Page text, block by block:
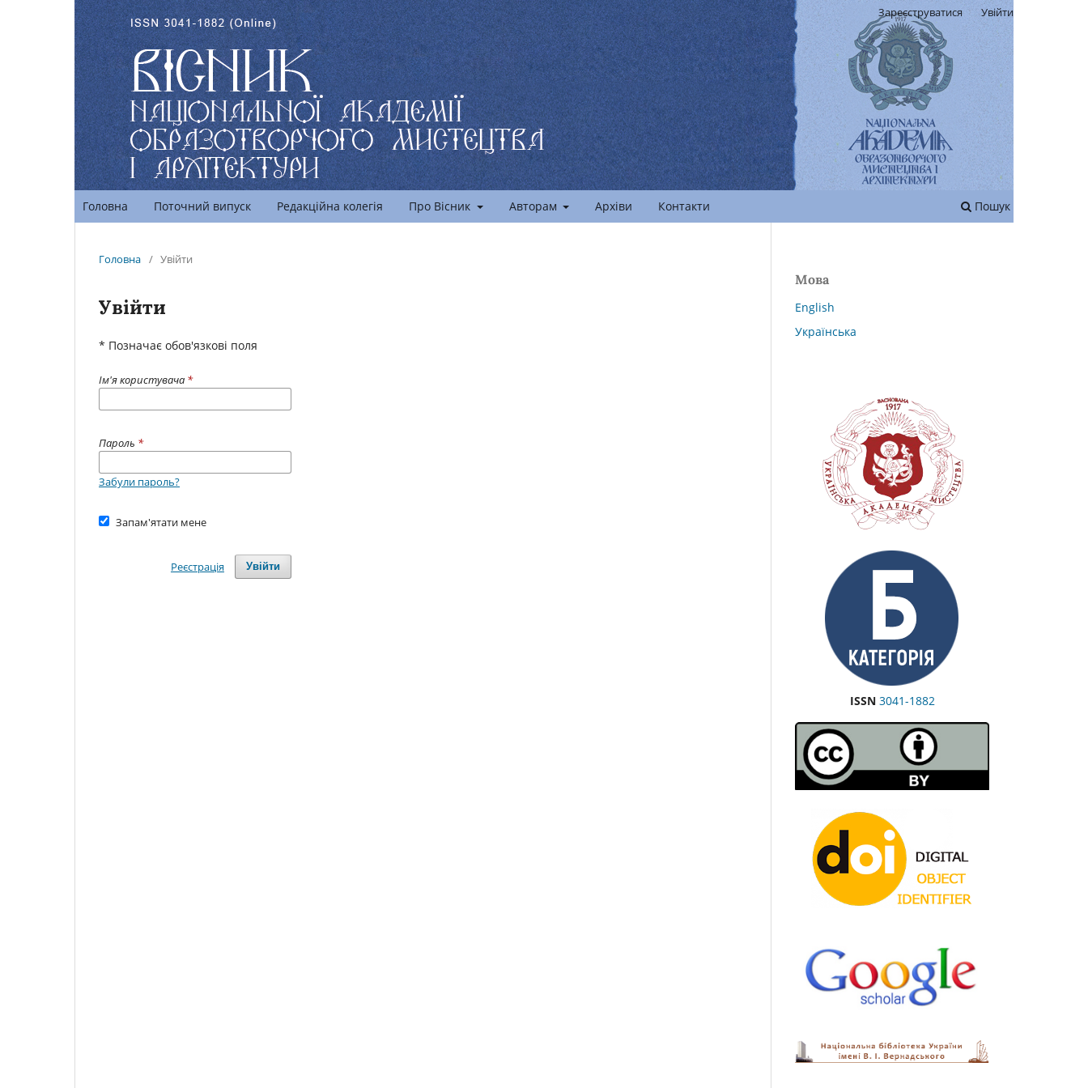
Головна Поточний випуск Редакційна колегія Про Вісник Авторам Архіви Контакти Пошук
Зареєструватися Увійти
Головна / Увійти
Увійти
* Позначає обов'язкові поля
Ім'я користувача *
Пароль *
Забули пароль?
Запам'ятати мене
Увійти
Реєстрація
Мова
English
Українська
ISSN 3041-1882